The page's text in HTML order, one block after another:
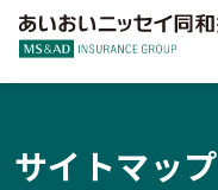
サイトマップ